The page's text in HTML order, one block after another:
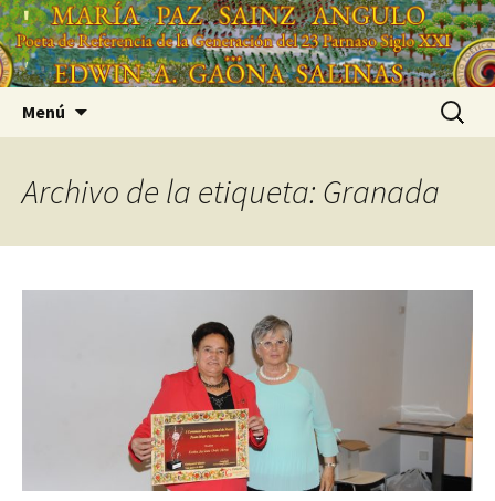
Saltar
al
contenido
'
'
Menú Buscar:
Archivo de la etiqueta: Granada